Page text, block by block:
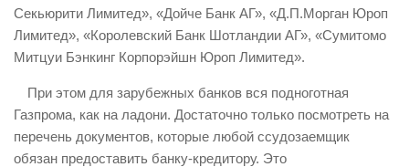
Секьюрити Лимитед», «Дойче Банк АГ», «Д.П.Морган Юроп
Лимитед», «Королевский Банк Шотландии АГ», «Сумитомо
Митцуи Бэнкинг Корпорэйшн Юроп Лимитед».
При этом для зарубежных банков вся подноготная
Газпрома, как на ладони. Достаточно только посмотреть на
перечень документов, которые любой ссудозаемщик
обязан предоставить банку-кредитору. Это